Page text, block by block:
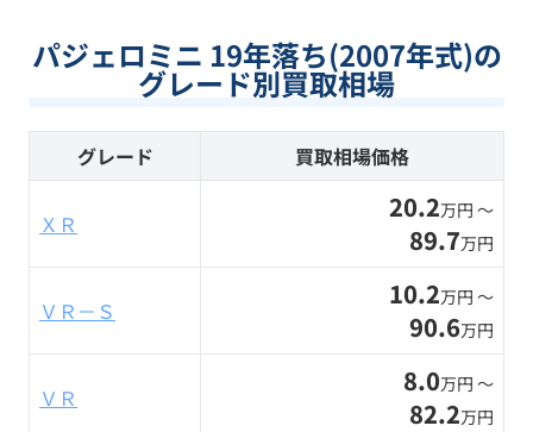
パジェロミニ 19年落ち(2007年式)の
グレード別買取相場
グレード 買取相場価格
ＸＲ 20.2万円 〜
89.7万円
ＶＲ－Ｓ 10.2万円 〜
90.6万円
ＶＲ 8.0万円 〜
82.2万円